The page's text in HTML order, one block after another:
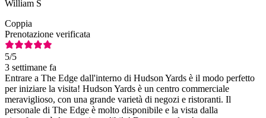
William S
Coppia
Prenotazione verificata
5/5
3 settimane fa
Entrare a The Edge dall'interno di Hudson Yards è il modo perfetto
per iniziare la visita! Hudson Yards è un centro commerciale
meraviglioso, con una grande varietà di negozi e ristoranti. Il
personale di The Edge è molto disponibile e la vista dalla